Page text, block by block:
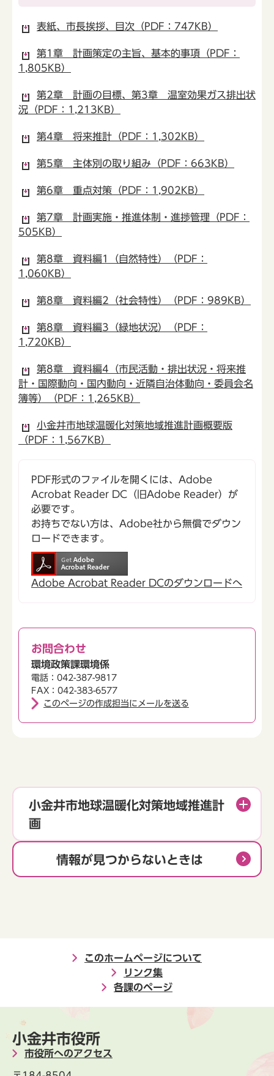
表紙、市長挨拶、目次（PDF：747KB）
第1章 計画策定の主旨、基本的事項（PDF：
1,805KB）
第2章 計画の目標、第3章 温室効果ガス排出状
況（PDF：1,213KB）
第4章 将来推計（PDF：1,302KB）
第5章 主体別の取り組み（PDF：663KB）
第6章 重点対策（PDF：1,902KB）
第7章 計画実施・推進体制・進捗管理（PDF：
505KB）
第8章 資料編1（自然特性）（PDF：
1,060KB）
第8章 資料編2（社会特性）（PDF：989KB）
第8章 資料編3（緑地状況）（PDF：
1,720KB）
第8章 資料編4（市民活動・排出状況・将来推
計・国際動向・国内動向・近隣自治体動向・委員会名
簿等）（PDF：1,265KB）
小金井市地球温暖化対策地域推進計画概要版
（PDF：1,567KB）
PDF形式のファイルを開くには、Adobe
Acrobat Reader DC（旧Adobe Reader）が
必要です。
お持ちでない方は、Adobe社から無償でダウン
ロードできます。
Adobe Acrobat Reader DCのダウンロードへ
お問合わせ
環境政策課環境係
電話：042-387-9817
FAX：042-383-6577
このページの作成担当にメールを送る
小金井市地球温暖化対策地域推進計
画
情報が見つからないときは
このホームページについて
リンク集
各課のページ
小金井市役所
市役所へのアクセス